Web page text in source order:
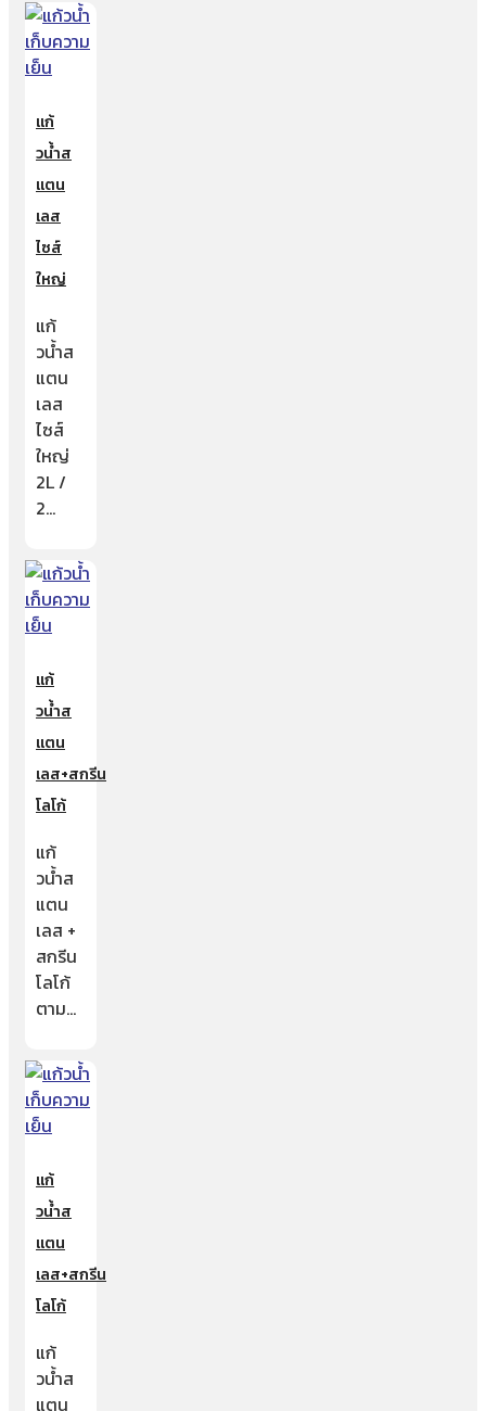
แก้
วน้ำส
แตน
เลส
ไซส์
ใหญ่
แก้
วน้ำส
แตน
เลส
ไซส์
ใหญ่
2L /
2…
แก้
วน้ำส
แตน
เลส+สกรีน
โลโก้
แก้
วน้ำส
แตน
เลส +
สกรีน
โลโก้
ตาม…
แก้
วน้ำส
แตน
เลส+สกรีน
โลโก้
แก้
วน้ำส
แตน